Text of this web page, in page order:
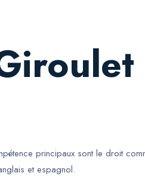
principaux sont le droit
et espagnol.